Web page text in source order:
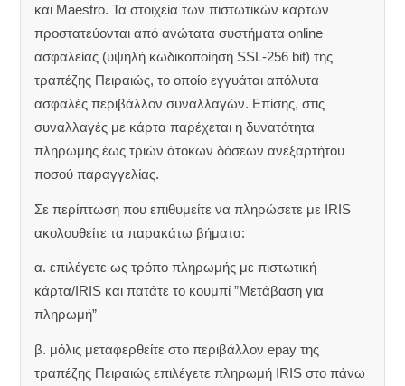
και Maestro. Τα στοιχεία των πιστωτικών καρτών
προστατεύονται από ανώτατα συστήματα online
ασφαλείας (υψηλή κωδικοποίηση SSL-256 bit) της
τραπέζης Πειραιώς, το οποίο εγγυάται απόλυτα
ασφαλές περιβάλλον συναλλαγών. Επίσης, στις
συναλλαγές με κάρτα παρέχεται η δυνατότητα
πληρωμής έως τριών άτοκων δόσεων ανεξαρτήτου
ποσού παραγγελίας.
Σε περίπτωση που επιθυμείτε να πληρώσετε με IRIS
ακολουθείτε τα παρακάτω βήματα:
α. επιλέγετε ως τρόπο πληρωμής με πιστωτική
κάρτα/IRIS και πατάτε το κουμπί ”Μετάβαση για
πληρωμή”
β. μόλις μεταφερθείτε στο περιβάλλον epay της
τραπέζης Πειραιώς επιλέγετε πληρωμή IRIS στο πάνω